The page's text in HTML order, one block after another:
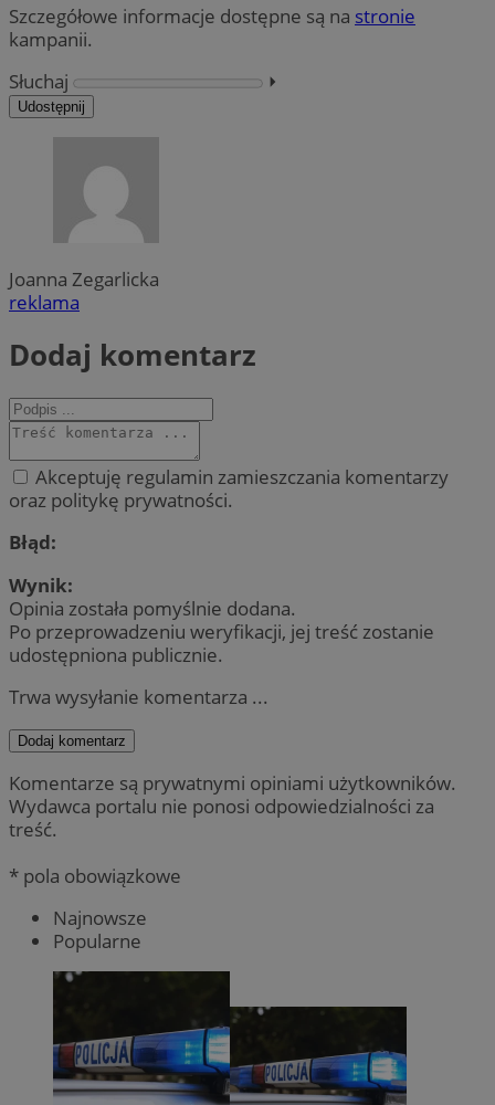
Szczegółowe informacje dostępne są na stronie
kampanii.
Słuchaj
⏵︎
Udostępnij
Joanna Zegarlicka
reklama
Dodaj komentarz
Akceptuję regulamin zamieszczania komentarzy
oraz politykę prywatności.
Błąd:
Wynik:
Opinia została pomyślnie dodana.
Po przeprowadzeniu weryfikacji, jej treść zostanie
udostępniona publicznie.
Trwa wysyłanie komentarza ...
Dodaj komentarz
Komentarze są prywatnymi opiniami użytkowników.
Wydawca portalu nie ponosi odpowiedzialności za
treść.
* pola obowiązkowe
Najnowsze
Popularne